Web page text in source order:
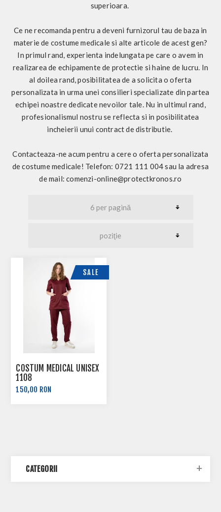
superioara.
Ce ne recomanda pentru a deveni furnizorul tau de baza in
materie de costume medicale si alte articole de acest gen?
In primul rand, experienta indelungata pe care o avem in
realizarea de echipamente de protectie si haine de lucru. In
al doilea rand, posibilitatea de a solicita o oferta
personalizata in urma unei consilieri specializate din partea
echipei noastre dedicate nevoilor tale. Nu in ultimul rand,
profesionalismul nostru se reflecta si in posibilitatea
incheierii unui contract de distributie.
Contacteaza-ne acum pentru a cere o oferta personalizata
de costume medicale! Telefon: 0721 111 004 sau la adresa
de mail:comenzi-online@protectkronos.ro
SALE
COSTUM MEDICAL UNISEX
1108
150,00 RON
CATEGORII